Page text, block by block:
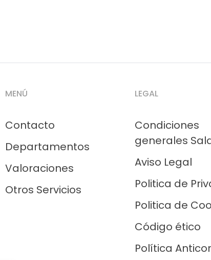
MENÚ
Contacto
Departamentos
Valoraciones
Otros Servicios
LEGAL
Condiciones
generales
Aviso Legal
Politica de
Politica de
Código ético
Política